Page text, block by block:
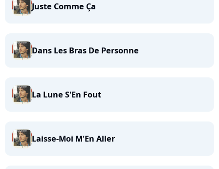
Juste Comme Ça
Dans Les Bras De Personne
La Lune S'En Fout
Laisse-Moi M'En Aller